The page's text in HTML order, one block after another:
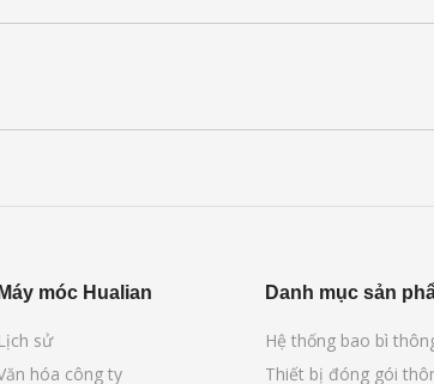
Máy móc Hualian
Lịch sử
hóa công ty
Danh mục sản
Hệ thống bao bì
Thiết bị đóng gói